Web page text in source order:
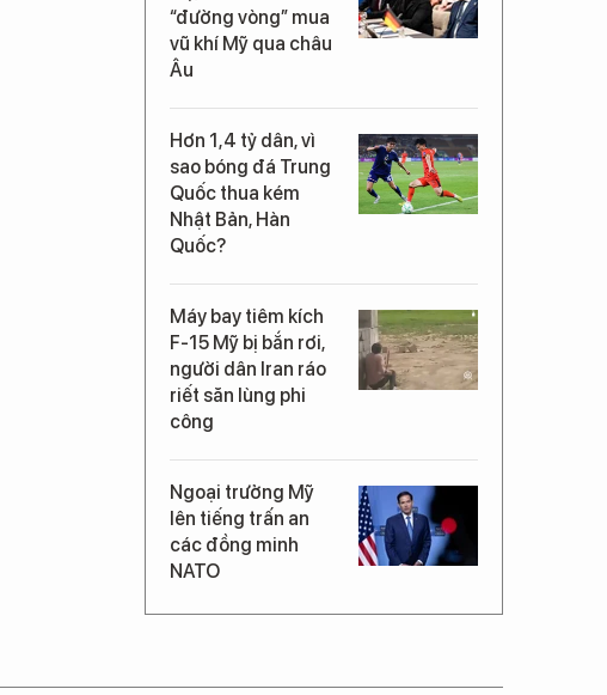
“đường vòng” mua
vũ khí Mỹ qua châu
Âu
Hơn 1,4 tỷ dân, vì
sao bóng đá Trung
Quốc thua kém
Nhật Bản, Hàn
Quốc?
Máy bay tiêm kích
F-15 Mỹ bị bắn rơi,
người dân Iran ráo
riết săn lùng phi
công
Ngoại trưởng Mỹ
lên tiếng trấn an
các đồng minh
NATO